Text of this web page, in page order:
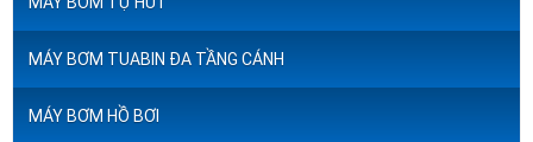
MÁY BƠM TUABIN ĐA TẦNG CÁNH
MÁY BƠM HỒ BƠI